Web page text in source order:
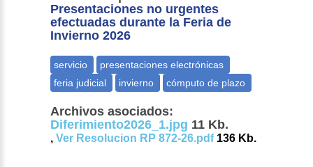
Presentaciones no urgentes
efectuadas durante la Feria de
Invierno 2026
Archivos asociados:
Diferimiento2026_1.jpg 11 Kb.
,Ver Resolucion RP 872-26.pdf136 Kb.